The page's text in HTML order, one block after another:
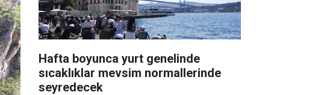
Hafta boyunca yurt genelinde
sıcaklıklar mevsim normallerinde
seyredecek